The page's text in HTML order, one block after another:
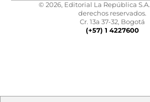
© 2026, Editorial La República
derechos reservados.
Cr. 13a 37-32, Bogotá
(+57) 1 4227600